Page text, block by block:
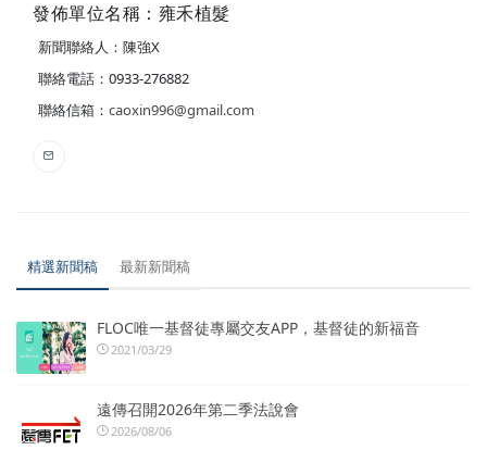
發佈單位名稱：雍禾植髮
新聞聯絡人：陳強X
聯絡電話：0933-276882
聯絡信箱： caoxin996@gmail.com
精選新聞稿 最新新聞稿
FLOC唯一基督徒專屬交友APP，基督徒的新福音
2021/03/29
遠傳召開2026年第二季法說會
2026/08/06